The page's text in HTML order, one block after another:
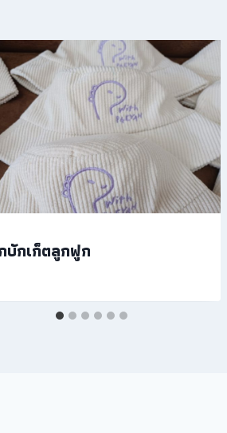
บักเก็ตลูกฟูก